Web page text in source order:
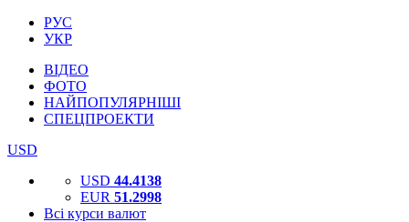
РУС
УКР
ВІДЕО
ФОТО
НАЙПОПУЛЯРНІШІ
СПЕЦПРОЕКТИ
USD
USD 44.4138
EUR 51.2998
Всі курси валют